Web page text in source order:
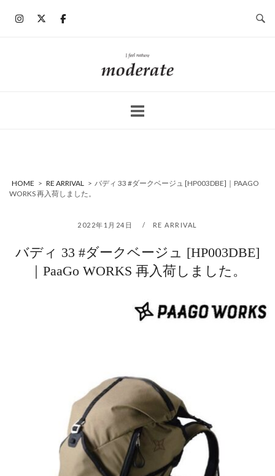
ホ
ー
HOME > RE ARRIVAL > バディ 33 #ダークベージュ [HP003DBE]｜PAAGO
WORKS 再入荷しました。
2022年1月24日 RE ARRIVAL
バディ 33 #ダークベージュ [HP003DBE]
｜PaaGo WORKS 再入荷しました。